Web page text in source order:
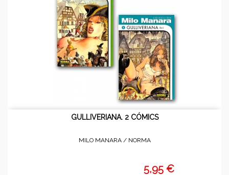
GULLIVERIANA. 2 CÓMICS
MILO MANARA / NORMA
5,95 €